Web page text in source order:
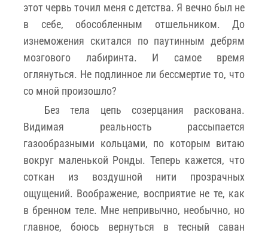
этот червь точил меня с детства. Я вечно был не
в себе, обособленным отшельником. До
изнеможения скитался по паутинным дебрям
мозгового лабиринта. И самое время
оглянуться. Не подлинное ли бессмертие то, что
со мной произошло?
Без тела цепь созерцания раскована.
Видимая реальность рассыпается
газообразными кольцами, по которым витаю
вокруг маленькой Ронды. Теперь кажется, что
соткан из воздушной нити прозрачных
ощущений. Воображение, восприятие не те, как
в бренном теле. Мне непривычно, необычно, но
главное, боюсь вернуться в тесный саван